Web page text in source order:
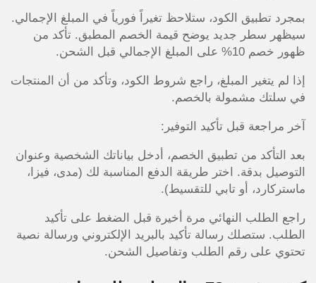
بمجرد تطبيق الكود، ستلاحظ تغيراً فورياً في المبلغ الإجمالي.
سيظهر سطر جديد يوضح قيمة الخصم المطبق. تأكد من
ظهور خصم 10% على المبلغ الإجمالي قبل الشحن.
إذا لم يتغير المبلغ، راجع شروط الكود، وتأكد من أن المنتجات
في سلتك مشمولة بالخصم.
آخر مراجعة قبل تأكيد التوفير:
بعد التأكد من تطبيق الخصم، أدخل بياناتك الشخصية وعنوان
التوصيل بدقة. اختر طريقة الدفع المناسبة لك (مدى، فيزا،
ماستركارد، أو تابي للتقسيط).
راجع الطلب النهائي مرة أخيرة قبل الضغط على تأكيد
الطلب. ستصلك رسالة تأكيد بالبريد الإلكتروني ورسالة نصية
تحتوي على رقم الطلب وتفاصيل الشحن.